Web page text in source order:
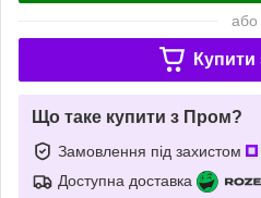
або
Купити
Що таке купити з Пром?
Замовлення під захистом
Доступна доставка